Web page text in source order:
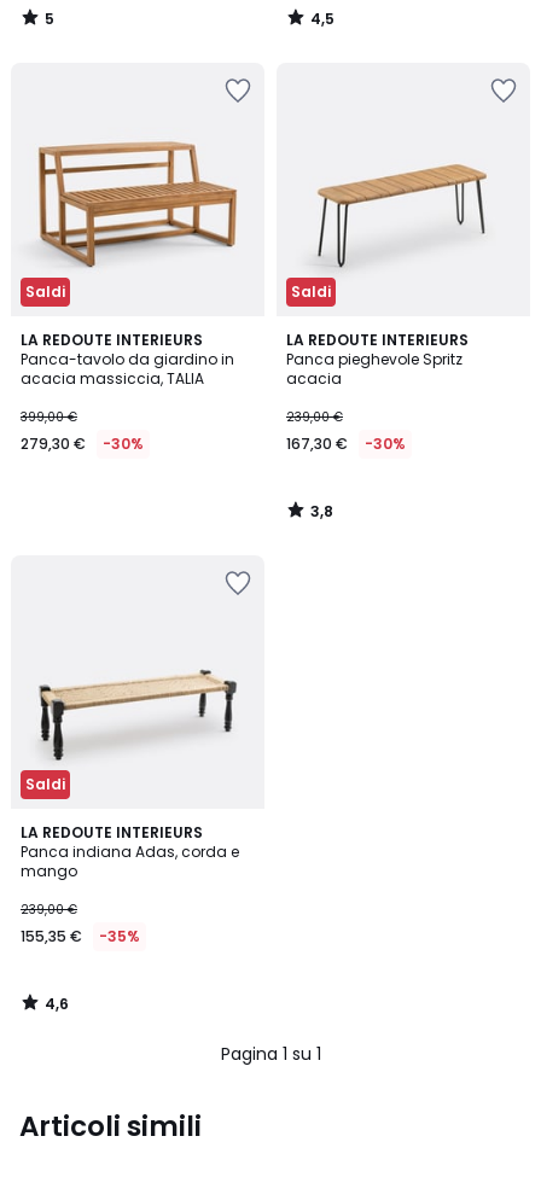
5
/
4,5
/
Saldi
LA REDOUTE INTERIEURS
Panca-tavolo da giardino in
acacia massiccia, TALIA
399,00 €
279,30 € -30%
Saldi
LA REDOUTE INTERIEURS
Panca pieghevole Spritz
acacia
239,00 €
167,30 € -30%
3,8
/ 5
3,8
/
Saldi
LA REDOUTE INTERIEURS
Panca indiana Adas, corda e
mango
239,00 €
155,35 € -35%
4,6
/ 5
4,6
/
Pagina 1 su 1
Articoli simili